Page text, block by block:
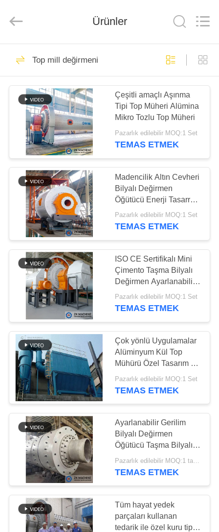
ÜRÜNLER
VIDEOLAR
GÖSTERISI
HAKKIMIZDA
FABRIKA
TURU
KALITE
KONTROL
BIZE
ULAŞIN
HABERLER
BIR
TEKLIF
ISTEĞI
SITE
HARITASI
GIZLILIK
POLITIKASI
Rights
Reserved.
ECER
LECA Üretim Hattı
Aktif Kireç Üretim
Hattı
57
Magnezyum Üretim
hattı
19
Top mill değirmeni
69
Granülasyon
Ekipmanları
Ürünler
Top mill değirmeni
Çeşitli amaçlı Aşınma
Tipi Top Müheri Alümina
Mikro Tozlu Top Müheri
Pazarlık edilebilir MOQ:1 Set
TEMAS ETMEK
Madencilik Altın Cevheri
Bilyalı Değirmen
Öğütücü Enerji Tasarrufu
Yüksek Öğütme
Verimliliği
Pazarlık edilebilir MOQ:1 Set
TEMAS ETMEK
ISO CE Sertifikalı Mini
Çimento Taşma Bilyalı
Değirmen Ayarlanabilir
Voltaj
Pazarlık edilebilir MOQ:1 Set
TEMAS ETMEK
Çok yönlü Uygulamalar
Alüminyum Kül Top
Mühürü Özel Tasarım ve
60 Dakikaya Kadar
Zamanlayıcı
Pazarlık edilebilir MOQ:1 Set
TEMAS ETMEK
Ayarlanabilir Gerilim
Bilyalı Değirmen
Öğütücü Taşma Bilyalı
Değirmen Taşlama
Makinesi
Pazarlık edilebilir MOQ:1 takım
TEMAS ETMEK
Tüm hayat yedek
parçaları kullanan
tedarik ile özel kuru tip